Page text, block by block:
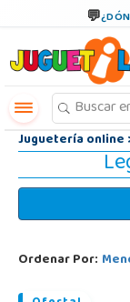
Juguetería online
Ordenar Por: